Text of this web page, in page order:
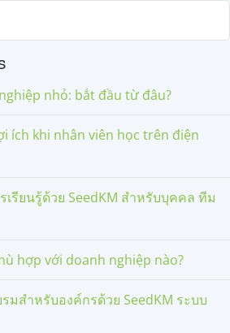
nhỏ: bắt đầu từ đâu?
ích khi nhân viên học trên điện
เรียนรู้ด้วย SeedKM สำหรับบุคคล ทีม
hợp với doanh nghiệp nào?
มสำหรับองค์กรด้วย SeedKM ระบบ